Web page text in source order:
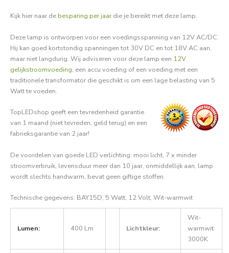
Kijk hier naar de besparing per jaardie je bereikt met deze lamp.
Deze lamp is ontworpen voor een voedingsspanning van 12V AC/DC.
Hij kan goed kortstondig spanningen tot 30V DC en tot 18V AC aan,
maar niet langdurig. Wij adviseren voor deze lamp een 12V
gelijkstroomvoeding, een accu voeding of een voeding met een
traditionele transformator die geschikt is om een lage belasting van 5
Watt te voeden.
TopLEDshop geeft een tevredenheid garantie
van 1 maand (niet tevreden, geld terug) en een
fabrieksgarantie van 2 jaar!
De voordelen van goede LED verlichting: mooi licht, 7 x minder
stroomverbruik, levensduur meer dan 10 jaar, onmiddellijk aan, lamp
wordt slechts handwarm, bevat geen giftige stoffen.
Technische gegevens: BAY15D, 5 Watt, 12 Volt, Wit-warmwit
Lumen: 400 Lm Lichtkleur:
Wit-
warmwit:
3000K